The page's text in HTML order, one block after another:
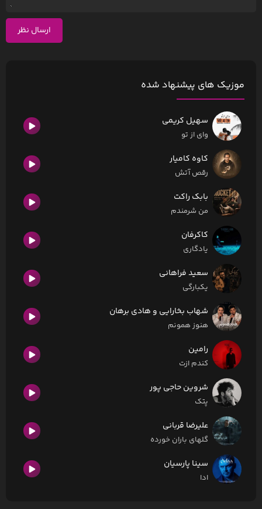
ارسال نظر
موزیک های پیشنهاد شده
سهیل کریمی
وای از تو
کاوه کامیار
رقص آتش
بابک راکت
من شرمندم
کاکرفان
یادگاری
سعید فراهانی
یکبارگی
شهاب بخارایی و هادی برهان
هنوز همونم
رامین
کندم ازت
شروین حاجی پور
پتک
علیرضا قربانی
گلهای باران خورده
سینا پارسیان
ادا